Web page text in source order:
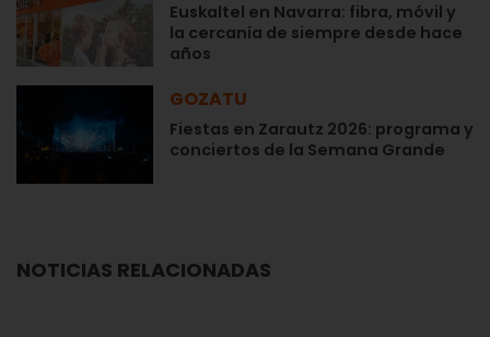
Euskaltel en Navarra: fibra, móvil y
la cercanía de siempre desde hace
años
GOZATU
Fiestas en Zarautz 2026: programa y
conciertos de la Semana Grande
NOTICIAS RELACIONADAS